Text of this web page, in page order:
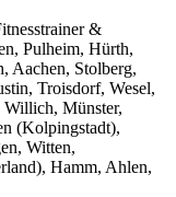
&
Pulheim, Hürth,
Aachen, Stolberg,
Troisdorf, Wesel,
Münster,
(Kolpingstadt),
Witten,
Hamm, Ahlen,